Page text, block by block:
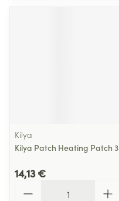
Kilya
Kilya Patch Heating Patch 3
14,13 €